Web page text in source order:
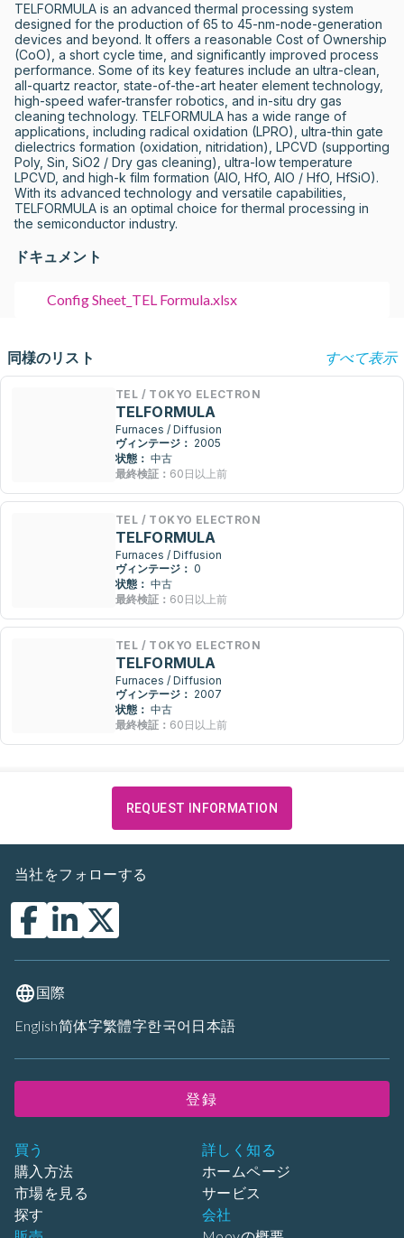
TELFORMULA is an advanced thermal processing system
designed for the production of 65 to 45-nm-node-generation
devices and beyond. It offers a reasonable Cost of Ownership
(CoO), a short cycle time, and significantly improved process
performance. Some of its key features include an ultra-clean,
all-quartz reactor, state-of-the-art heater element technology,
high-speed wafer-transfer robotics, and in-situ dry gas
cleaning technology. TELFORMULA has a wide range of
applications, including radical oxidation (LPRO), ultra-thin gate
dielectrics formation (oxidation, nitridation), LPCVD (supporting
Poly, Sin, SiO2 / Dry gas cleaning), ultra-low temperature
LPCVD, and high-k film formation (AIO, HfO, AIO / HfO, HfSiO).
With its advanced technology and versatile capabilities,
TELFORMULA is an optimal choice for thermal processing in
the semiconductor industry.
ドキュメント
Config Sheet_TEL Formula.xlsx
同様のリスト すべて表示
TEL / TOKYO ELECTRON
TELFORMULA
Furnaces / Diffusion
ヴィンテージ： 2005
状態： 中古
最終検証： 60日以上前
TEL / TOKYO ELECTRON
TELFORMULA
Furnaces / Diffusion
ヴィンテージ： 0
状態： 中古
最終検証： 60日以上前
TEL / TOKYO ELECTRON
TELFORMULA
Furnaces / Diffusion
ヴィンテージ： 2007
状態： 中古
最終検証： 60日以上前
REQUEST INFORMATION
買う
購入方法
市場を見る
探す
詳しく知る
ホームページ
サービス
会社
当社をフォローする
国際
English简体字繁體字한국어 日本語
登録